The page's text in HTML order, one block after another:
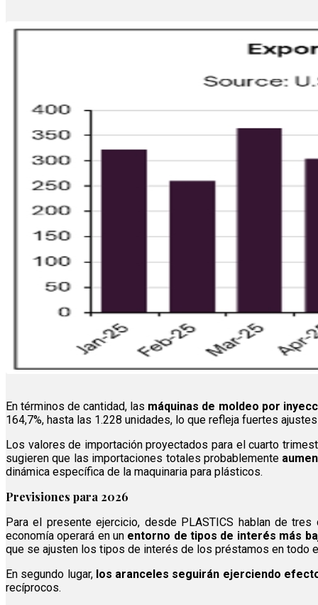
En términos de cantidad, las máquinas de moldeo por
164,7%, hasta las 1.228 unidades, lo que refleja fuertes
Los valores de importación proyectados para el cuarto
sugieren que las importaciones totales probablemente
dinámica específica de la maquinaria para plásticos.
Previsiones para 2026
Para el presente ejercicio, desde PLASTICS hablan de
economía operará en un entorno de tipos de interés más
que se ajusten los tipos de interés de los préstamos en todo
En segundo lugar,los aranceles seguirán ejerciendo
recíprocos.